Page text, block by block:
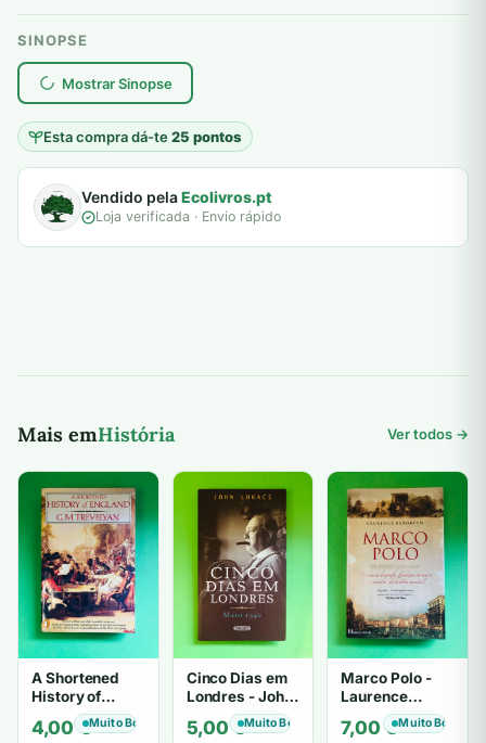
SINOPSE
Mostrar Sinopse
Esta compra dá-te25 pontos
plantar árvores reais
Vendido pelaEcolivros.pt
Loja verificada · Envio rápido
Mais emHistória Ver todos →
A Shortened
History of
England - G. M.
Trevelyan
4,00€Muito Bom
Cinco Dias em
Londres - John
Lukacs
5,00€Muito Bom
Marco Polo -
Laurence
Bergreen
7,00€Muito Bom